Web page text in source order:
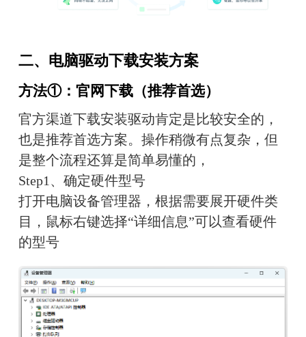
二、电脑驱动下载安装方案
方法①：官网下载（推荐首选）
官方渠道下载安装驱动肯定是比较安全的，
也是推荐首选方案。操作稍微有点复杂，但
是整个流程还算是简单易懂的，
Step1、确定硬件型号
打开电脑设备管理器，根据需要展开硬件类
目，鼠标右键选择“详细信息”可以查看硬件
的型号